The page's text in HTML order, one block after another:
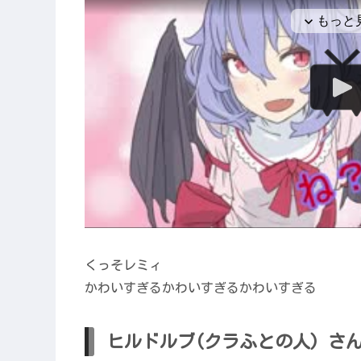
くっそレミィ
かわいすぎるかわいすぎるかわいすぎる
ヒルドルブ(クラふとの人) さ